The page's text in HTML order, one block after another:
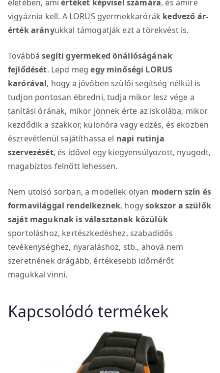
életében, amiértéket képvisel számára, és amire
vigyáznia kell. A LORUS gyermekkarórák kedvező ár-
érték arányukkal támogatják ezt a törekvést is.
Továbbásegíti gyermeked önállóságának
fejlődését. Lepd megegy minőségi LORUS
karórával, hogy a jövőben szülői segítség nélkül is
tudjon pontosan ébredni, tudja mikor lesz vége a
tanítási órának, mikor jönnek érte az iskolába, mikor
kezdődik a szakkör, különóra vagy edzés, és eközben
észrevétlenül sajátíthassa el napi rutinja
szervezését, és idővel egy kiegyensúlyozott, nyugodt,
magabiztos felnőtt lehessen.
Nem utolsó sorban, a modellek olyan modern szín és
formavilággal rendelkeznek, hogysokszor a szülők
saját maguknak is választanak közülük
sportoláshoz, kertészkedéshez, szabadidős
tevékenységhez, nyaraláshoz, stb., ahová nem
szeretnének drágább, értékesebb időmérőt
magukkal vinni.
Kapcsolódó termékek